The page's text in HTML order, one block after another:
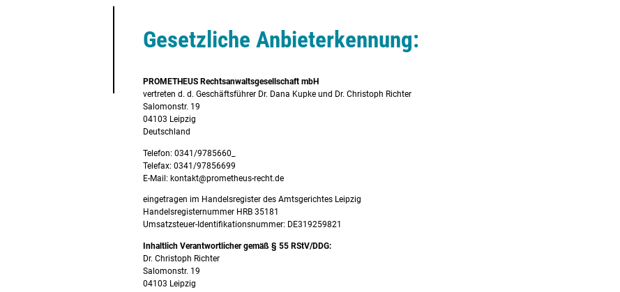
Gesetzliche Anbieterkennung:
PROMETHEUS Rechtsanwaltsgesellschaft mbH
vertreten d. d. Geschäftsführer Dr. Dana Kupke und Dr. Christoph Richter
Salomonstr. 19
04103 Leipzig
Deutschland
Telefon: 0341/9785660​_
Telefax: 0341/97856699
E-Mail: kontakt@prometheus-recht.de
eingetragen im Handelsregister des Amtsgerichtes Leipzig
Handelsregisternummer HRB 35181
Umsatzsteuer-Identifikationsnummer: DE319259821
Inhaltlich Verantwortlicher gemäß § 55 RStV/DDG:
Dr. Christoph Richter
Salomonstr. 19
04103 Leipzig
Essenziell
über Maps anschauen. Diese Daten erhebt, speichert und verarbeitet Google in den